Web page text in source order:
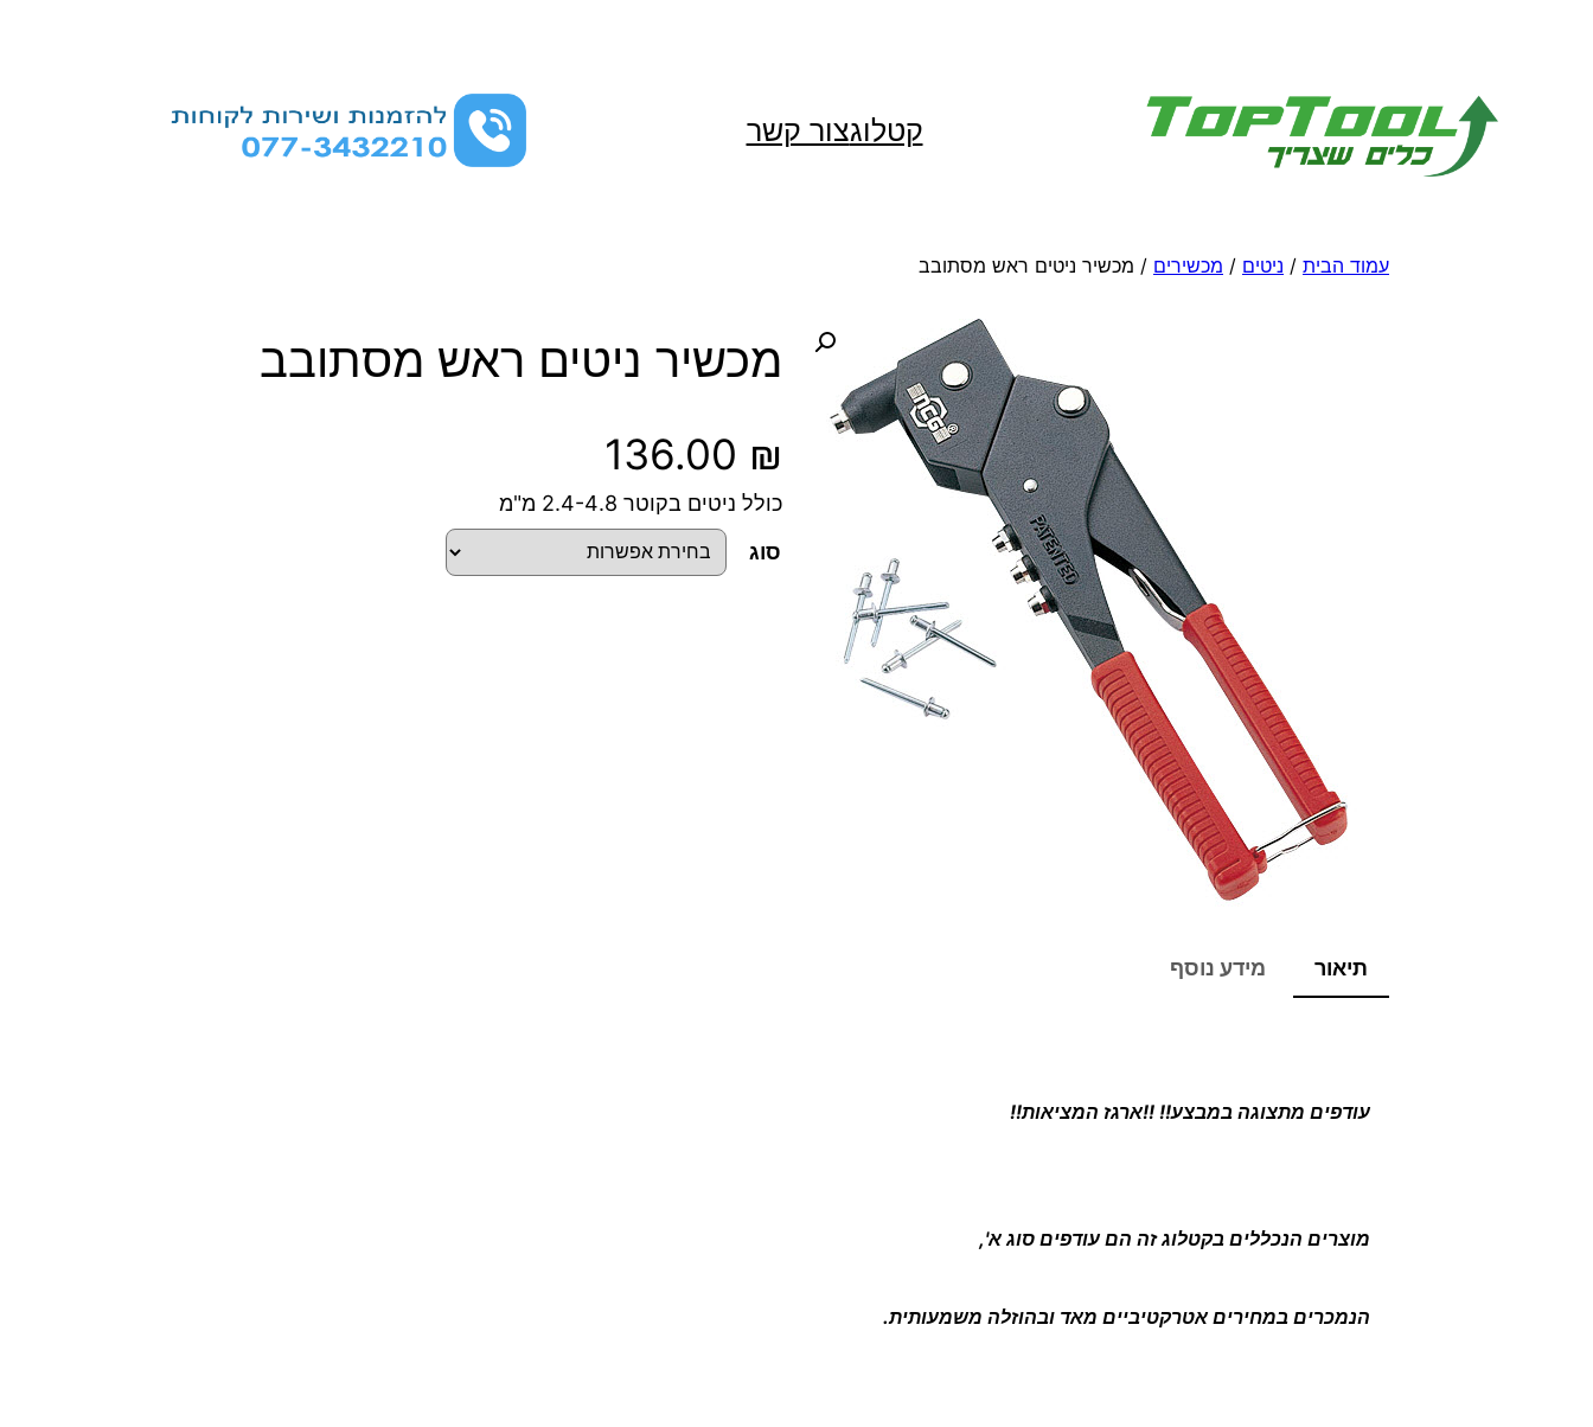
קטלוגצור קשר
עמוד הבית / ניטים / מכשירים / מכשיר ניטים ראש מסתובב
מכשיר ניטים ראש מסתובב
136.00 ₪
כולל ניטים בקוטר 2.4-4.8 מ"מ
סוג
תיאור מידע נוסף
עודפים מתצוגה במבצע!! !!ארגז המציאות!!
מוצרים הנכללים בקטלוג זה הם עודפים סוג א',
הנמכרים במחירים אטרקטיביים מאד ובהוזלה משמעותית.